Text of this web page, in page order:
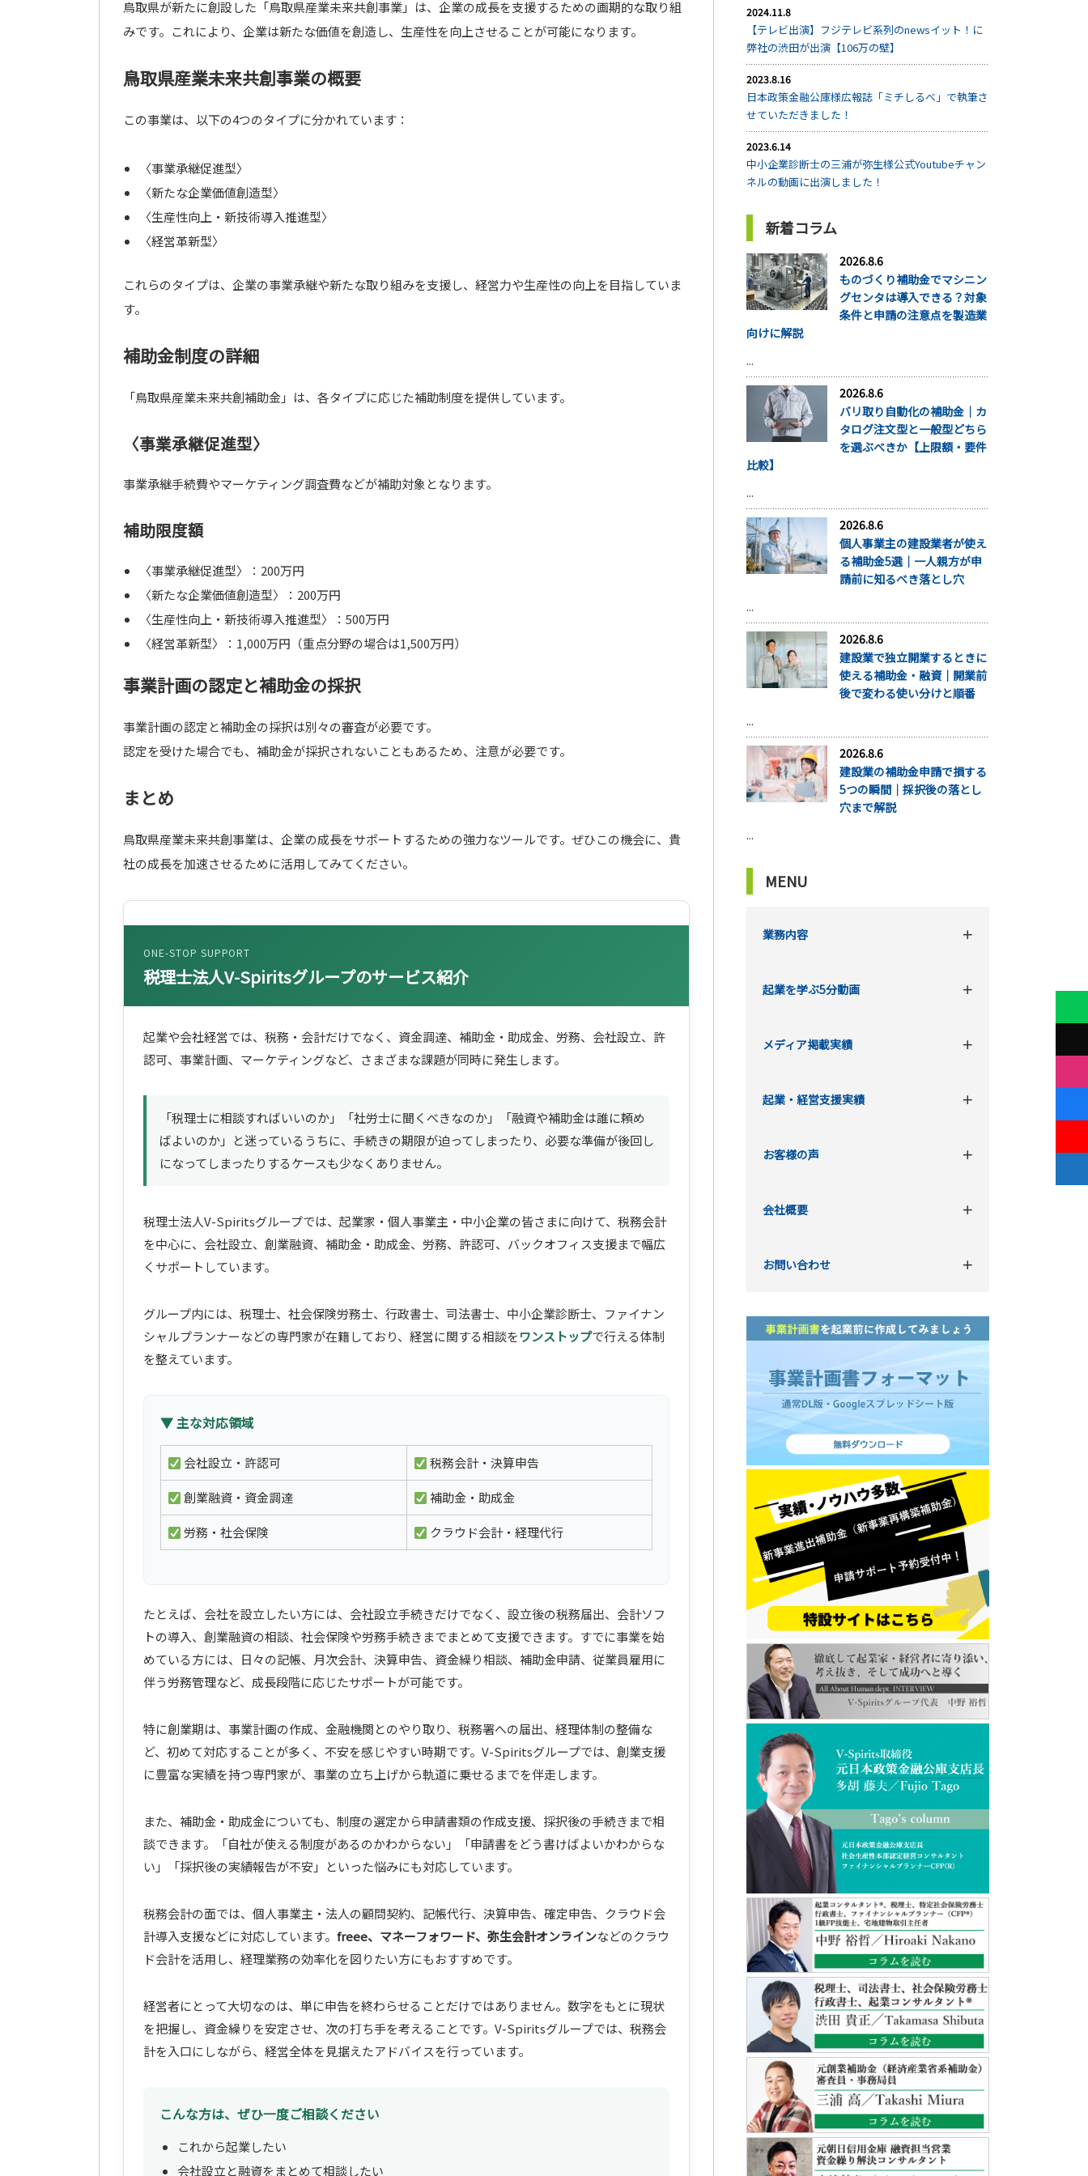
鳥取県が新たに創設した「鳥取県産業未来共創事業」は、企業の成長を支援するための画期的な取り組
みです。これにより、企業は新たな価値を創造し、生産性を向上させることが可能になります。
鳥取県産業未来共創事業の概要
この事業は、以下の4つのタイプに分かれています：
〈事業承継促進型〉
〈新たな企業価値創造型〉
〈生産性向上・新技術導入推進型〉
〈経営革新型〉
これらのタイプは、企業の事業承継や新たな取り組みを支援し、経営力や生産性の向上を目指していま
す。
補助金制度の詳細
「鳥取県産業未来共創補助金」は、各タイプに応じた補助制度を提供しています。
〈事業承継促進型〉
事業承継手続費やマーケティング調査費などが補助対象となります。
補助限度額
〈事業承継促進型〉：200万円
〈新たな企業価値創造型〉：200万円
〈生産性向上・新技術導入推進型〉：500万円
〈経営革新型〉：1,000万円（重点分野の場合は1,500万円）
事業計画の認定と補助金の採択
事業計画の認定と補助金の採択は別々の審査が必要です。
認定を受けた場合でも、補助金が採択されないこともあるため、注意が必要です。
まとめ
鳥取県産業未来共創事業は、企業の成長をサポートするための強力なツールです。ぜひこの機会に、貴
社の成長を加速させるために活用してみてください。
ONE-STOP SUPPORT
税理士法人V-Spiritsグループのサービス紹介
起業や会社経営では、税務・会計だけでなく、資金調達、補助金・助成金、労務、会社設立、許
認可、事業計画、マーケティングなど、さまざまな課題が同時に発生します。
「税理士に相談すればいいのか」「社労士に聞くべきなのか」「融資や補助金は誰に頼め
ばよいのか」と迷っているうちに、手続きの期限が迫ってしまったり、必要な準備が後回し
になってしまったりするケースも少なくありません。
税理士法人V-Spiritsグループでは、起業家・個人事業主・中小企業の皆さまに向けて、税務会計
を中心に、会社設立、創業融資、補助金・助成金、労務、許認可、バックオフィス支援まで幅広
くサポートしています。
グループ内には、税理士、社会保険労務士、行政書士、司法書士、中小企業診断士、ファイナン
シャルプランナーなどの専門家が在籍しており、経営に関する相談をワンストップで行える体制
を整えています。
▼ 主な対応領域
会社設立・許認可 税務会計・決算申告
創業融資・資金調達 補助金・助成金
労務・社会保険 クラウド会計・経理代行
たとえば、会社を設立したい方には、会社設立手続きだけでなく、設立後の税務届出、会計ソフ
トの導入、創業融資の相談、社会保険や労務手続きまでまとめて支援できます。すでに事業を始
めている方には、日々の記帳、月次会計、決算申告、資金繰り相談、補助金申請、従業員雇用に
伴う労務管理など、成長段階に応じたサポートが可能です。
特に創業期は、事業計画の作成、金融機関とのやり取り、税務署への届出、経理体制の整備な
ど、初めて対応することが多く、不安を感じやすい時期です。V-Spiritsグループでは、創業支援
に豊富な実績を持つ専門家が、事業の立ち上げから軌道に乗せるまでを伴走します。
また、補助金・助成金についても、制度の選定から申請書類の作成支援、採択後の手続きまで相
談できます。「自社が使える制度があるのかわからない」「申請書をどう書けばよいかわからな
い」「採択後の実績報告が不安」といった悩みにも対応しています。
税務会計の面では、個人事業主・法人の顧問契約、記帳代行、決算申告、確定申告、クラウド会
計導入支援などに対応しています。 freee、マネーフォワード、弥生会計オンラインなどのクラウ
ド会計を活用し、経理業務の効率化を図りたい方にもおすすめです。
経営者にとって大切なのは、単に申告を終わらせることだけではありません。数字をもとに現状
を把握し、資金繰りを安定させ、次の打ち手を考えることです。V-Spiritsグループでは、税務会
計を入口にしながら、経営全体を見据えたアドバイスを行っています。
こんな方は、ぜひ一度ご相談ください
これから起業したい
会社設立と融資をまとめて相談したい
2024.11.8
【テレビ出演】フジテレビ系列のnewsイット！に
弊社の渋田が出演【106万の壁】
2023.8.16
日本政策金融公庫様広報誌「ミチしるべ」で執筆さ
せていただきました！
2023.6.14
中小企業診断士の三浦が弥生様公式Youtubeチャン
ネルの動画に出演しました！
新着コラム
2026.8.6
ものづくり補助金でマシニン
グセンタは導入できる？対象
条件と申請の注意点を製造業
向けに解説
...
2026.8.6
バリ取り自動化の補助金｜カ
タログ注文型と一般型どちら
を選ぶべきか【上限額・要件
比較】
...
2026.8.6
個人事業主の建設業者が使え
る補助金5選｜一人親方が申
請前に知るべき落とし穴
...
2026.8.6
建設業で独立開業するときに
使える補助金・融資｜開業前
後で変わる使い分けと順番
...
2026.8.6
建設業の補助金申請で損する
5つの瞬間｜採択後の落とし
穴まで解説
...
MENU
業務内容
起業を学ぶ5分動画
メディア掲載実績
起業・経営支援実績
お客様の声
会社概要
お問い合わせ